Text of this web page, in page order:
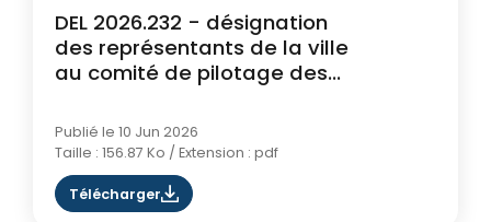
DEL 2026.232 - désignation
des représentants de la ville
au comité de pilotage des
Publié le 10 Jun 2026
Taille : 156.87 Ko / Extension : pdf
Télécharger